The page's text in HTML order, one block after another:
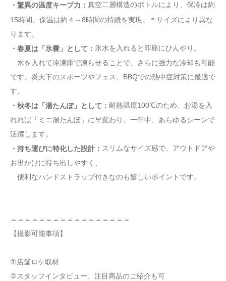
・驚異の温度キープ力： 真空二層構造のボトルにより、保冷は約
15時間、保温は約４～8時間の持続を実現。＊サイズにより異な
ります。
・春夏は「氷嚢」として： 氷水を入れると即座にひんやり。
水を入れて冷凍庫で凍らせることで、さらに強力な冷却も可能
です。炎天下のスポーツやフェス、BBQでの熱中症対策に最適で
す。
・秋冬は「湯たんぽ」として： 耐熱温度100℃のため、お湯を入
れれば「ミニ湯たんぽ」に早変わり。一年中、あらゆるシーンで
活躍します。
・持ち運びに特化した設計： スリムなサイズ感で、アウトドアや
お出かけに持ち出しやすく、
便利なハンドストラップ付きなのも嬉しいポイントです。
＝＝＝＝＝＝＝＝＝＝＝＝＝＝＝＝＝
【撮影可能事項】
​​​​①店舗ロケ取材
②スタッフインタビュー、注目商品のご紹介も可